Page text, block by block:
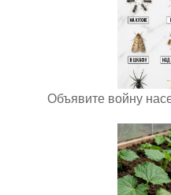
Объявите войну